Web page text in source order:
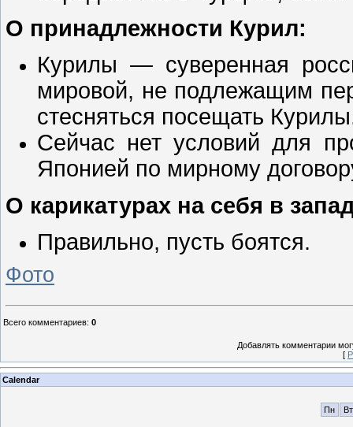
О принадлежности Курил:
Курилы — суверенная
мировой, не подлежащим
стесняться посещать
Сейчас нет условий для
Японией по мирному
О карикатурах на себя в
Правильно, пусть боятся.
Фото
Всего комментариев: 0
Добавлять комментарии
[
Calendar
Пн Вт